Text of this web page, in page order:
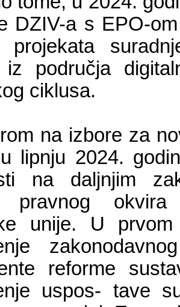
DZIV-a s EPO-
projekata
iz područja
ciklusa.
na izbore za
lipnju 2024.
na daljnjim
pravnog okvira
unije. U
reforme
uspos- tave